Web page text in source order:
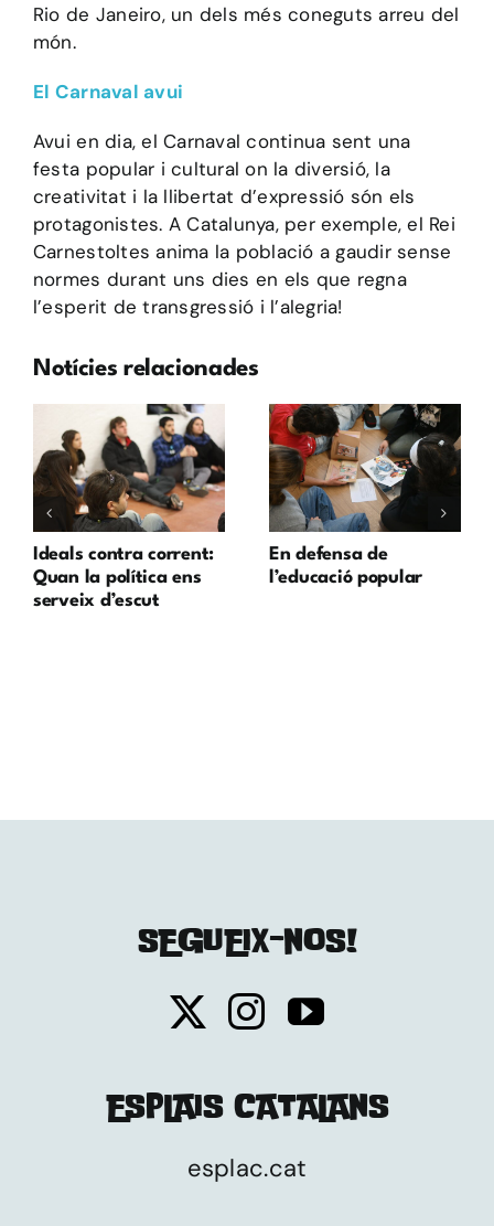
Rio de Janeiro, un dels més coneguts arreu del
món.
El Carnaval avui
Avui en dia, el Carnaval continua sent una
festa popular i cultural on la diversió, la
creativitat i la llibertat d’expressió són els
protagonistes. A Catalunya, per exemple, el Rei
Carnestoltes anima la població a gaudir sense
normes durant uns dies en els que regna
l’esperit de transgressió i l’alegria!
Notícies relacionades
Ideals contra corrent:
Quan la política ens
serveix d’escut
En defensa de
l’educació popular
SEGUEIX-NOS!
ESPLAIS CATALANS
esplac.cat